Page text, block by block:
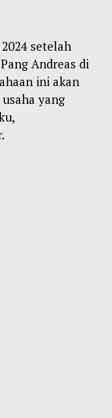
setelah
Andreas di
ini akan
yang